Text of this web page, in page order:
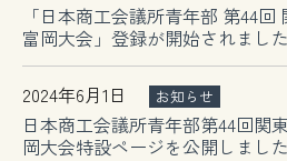
「日本商工会議所青年部 第44
富岡大会」登録が開始されました
2024年6月1日 お知らせ
日本商工会議所青年部第44回関
岡大会特設ページを公開しました